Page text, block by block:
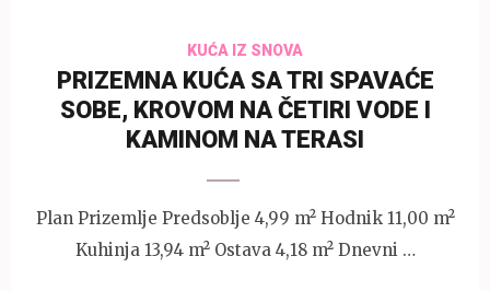
KUĆA IZ SNOVA
PRIZEMNA KUĆA SA TRI SPAVAĆE
SOBE, KROVOM NA ČETIRI VODE I
KAMINOM NA TERASI
Plan Prizemlje Predsoblje 4,99 m² Hodnik 11,00 m²
Kuhinja 13,94 m² Ostava 4,18 m² Dnevni …